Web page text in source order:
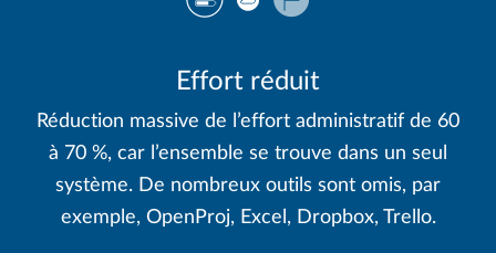
Effort réduit
Réduction massive de l’effort administratif de 60
à 70 %, car l’ensemble se trouve dans un seul
système. De nombreux outils sont omis, par
exemple, OpenProj, Excel, Dropbox, Trello.